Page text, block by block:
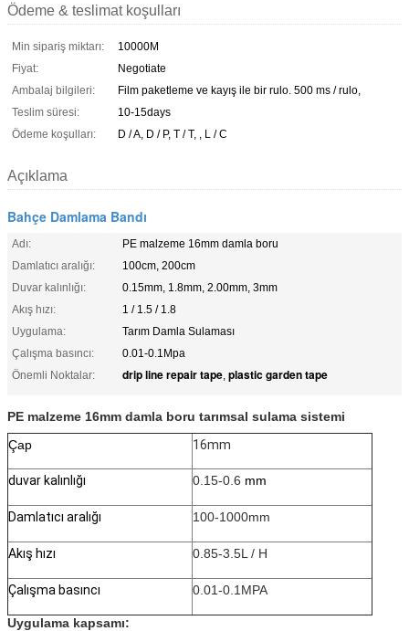
Ödeme & teslimat koşulları
Min sipariş miktarı:
10000M
Fiyat:
Negotiate
Ambalaj bilgileri:
Film paketleme ve kayış ile bir rulo. 500 ms / rulo,
Teslim süresi:
10-15days
Ödeme koşulları:
D / A, D / P, T / T, , L / C
Açıklama
Bahçe Damlama Bandı
Adı:
PE malzeme 16mm damla boru
Damlatıcı aralığı:
100cm, 200cm
Duvar kalınlığı:
0.15mm, 1.8mm, 2.00mm, 3mm
Akış hızı:
1 / 1.5 / 1.8
Uygulama:
Tarım Damla Sulaması
Çalışma basıncı:
0.01-0.1Mpa
Önemli Noktalar:
drip line repair tape, plastic garden tape
PE malzeme 16mm damla boru tarımsal sulama sistemi
Çap
16mm
duvar kalınlığı 0.15-0.6 mm
Damlatıcı aralığı 100-1000mm
Akış hızı 0.85-3.5L / H
Çalışma basıncı 0.01-0.1MPA
Uygulama kapsamı: